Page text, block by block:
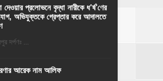
দেওয়ার প্রলোভনে বৃদ্ধা নারীকে ধ'র্ষ'ণের
অভিযুক্তকে গ্রেপ্তার করে আদালতে
দর্পণঃ ...
আরেক নাম আলিফ